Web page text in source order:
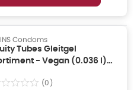
Condoms
Tubes Gleitgel
- Vegan (0.036 l)
(0)